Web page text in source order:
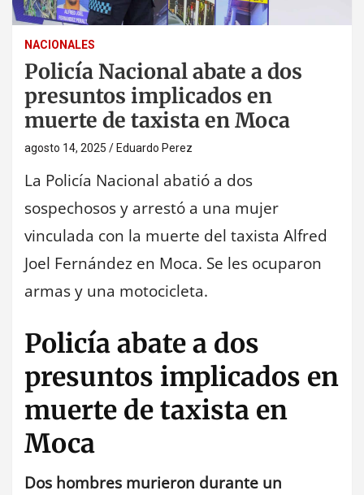
NACIONALES
Policía Nacional abate a dos
presuntos implicados en
muerte de taxista en Moca
agosto 14, 2025 Eduardo Perez
La Policía Nacional abatió a dos
sospechosos y arrestó a una mujer
vinculada con la muerte del taxista Alfred
Joel Fernández en Moca. Se les ocuparon
armas y una motocicleta.
Policía abate a dos
presuntos implicados en
muerte de taxista en
Moca
Dos hombres murieron durante un